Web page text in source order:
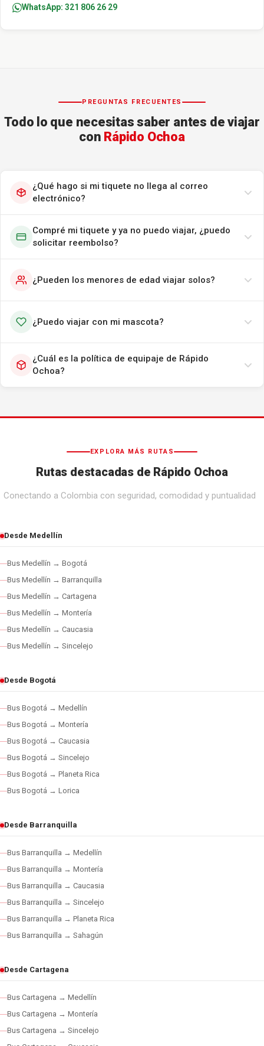
WhatsApp: 321 806 26 29
PREGUNTAS FRECUENTES
Todo lo que necesitas saber antes de viajar
con Rápido Ochoa
¿Qué hago si mi tiquete no llega al correo
electrónico?
Compré mi tiquete y ya no puedo viajar, ¿puedo
solicitar reembolso?
¿Pueden los menores de edad viajar solos?
¿Puedo viajar con mi mascota?
¿Cuál es la política de equipaje de Rápido
Ochoa?
EXPLORA MÁS RUTAS
Rutas destacadas de Rápido Ochoa
Conectando a Colombia con seguridad, comodidad y puntualidad
Desde Medellín
Bus Medellín → Bogotá
Bus Medellín → Barranquilla
Bus Medellín → Cartagena
Bus Medellín → Montería
Bus Medellín → Caucasia
Bus Medellín → Sincelejo
Desde Bogotá
Bus Bogotá → Medellín
Bus Bogotá → Montería
Bus Bogotá → Caucasia
Bus Bogotá → Sincelejo
Bus Bogotá → Planeta Rica
Bus Bogotá → Lorica
Desde Barranquilla
Bus Barranquilla → Medellín
Bus Barranquilla → Montería
Bus Barranquilla → Caucasia
Bus Barranquilla → Sincelejo
Bus Barranquilla → Planeta Rica
Bus Barranquilla → Sahagún
Desde Cartagena
Bus Cartagena → Medellín
Bus Cartagena → Montería
Bus Cartagena → Sincelejo